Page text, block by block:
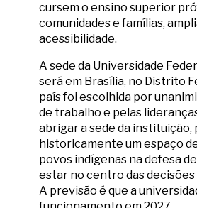
cursem o ensino superior
comunidades e famílias,
acessibilidade.
A sede da Universidade
será em Brasília, no Distrito
país foi escolhida por
de trabalho e pelas
abrigar a sede da instituição,
historicamente um espaço
povos indígenas na defesa
estar no centro das
A previsão é que a